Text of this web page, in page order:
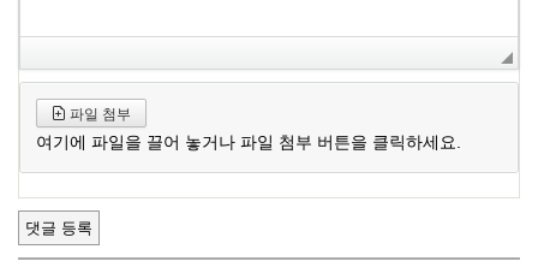
파일 첨부
여기에 파일을 끌어 놓거나 파일 첨부 버튼을 클릭하세요.